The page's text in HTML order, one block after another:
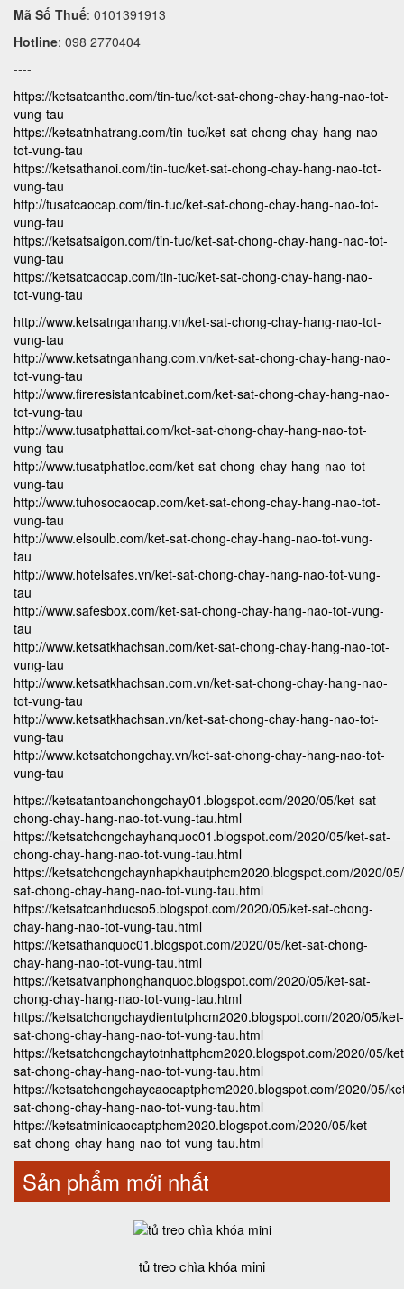
Mã Số Thuế: 0101391913
Hotline: 098 2770404
----
https://ketsatcantho.com/tin-tuc/ket-sat-chong-chay-hang-nao-tot-
vung-tau
https://ketsatnhatrang.com/tin-tuc/ket-sat-chong-chay-hang-nao-
tot-vung-tau
https://ketsathanoi.com/tin-tuc/ket-sat-chong-chay-hang-nao-tot-
vung-tau
http://tusatcaocap.com/tin-tuc/ket-sat-chong-chay-hang-nao-tot-
vung-tau
https://ketsatsaigon.com/tin-tuc/ket-sat-chong-chay-hang-nao-tot-
vung-tau
https://ketsatcaocap.com/tin-tuc/ket-sat-chong-chay-hang-nao-
tot-vung-tau
http://www.ketsatnganhang.vn/ket-sat-chong-chay-hang-nao-tot-
vung-tau
http://www.ketsatnganhang.com.vn/ket-sat-chong-chay-hang-nao-
tot-vung-tau
http://www.fireresistantcabinet.com/ket-sat-chong-chay-hang-nao-
tot-vung-tau
http://www.tusatphattai.com/ket-sat-chong-chay-hang-nao-tot-
vung-tau
http://www.tusatphatloc.com/ket-sat-chong-chay-hang-nao-tot-
vung-tau
http://www.tuhosocaocap.com/ket-sat-chong-chay-hang-nao-tot-
vung-tau
http://www.elsoulb.com/ket-sat-chong-chay-hang-nao-tot-vung-
tau
http://www.hotelsafes.vn/ket-sat-chong-chay-hang-nao-tot-vung-
tau
http://www.safesbox.com/ket-sat-chong-chay-hang-nao-tot-vung-
tau
http://www.ketsatkhachsan.com/ket-sat-chong-chay-hang-nao-tot-
vung-tau
http://www.ketsatkhachsan.com.vn/ket-sat-chong-chay-hang-nao-
tot-vung-tau
http://www.ketsatkhachsan.vn/ket-sat-chong-chay-hang-nao-tot-
vung-tau
http://www.ketsatchongchay.vn/ket-sat-chong-chay-hang-nao-tot-
vung-tau
https://ketsatantoanchongchay01.blogspot.com/2020/05/ket-sat-
chong-chay-hang-nao-tot-vung-tau.html
https://ketsatchongchayhanquoc01.blogspot.com/2020/05/ket-sat-
chong-chay-hang-nao-tot-vung-tau.html
https://ketsatchongchaynhapkhautphcm2020.blogspot.com/2020/
sat-chong-chay-hang-nao-tot-vung-tau.html
https://ketsatcanhducso5.blogspot.com/2020/05/ket-sat-chong-
chay-hang-nao-tot-vung-tau.html
https://ketsathanquoc01.blogspot.com/2020/05/ket-sat-chong-
chay-hang-nao-tot-vung-tau.html
https://ketsatvanphonghanquoc.blogspot.com/2020/05/ket-sat-
chong-chay-hang-nao-tot-vung-tau.html
https://ketsatchongchaydientutphcm2020.blogspot.com/2020/05/ket-
sat-chong-chay-hang-nao-tot-vung-tau.html
https://ketsatchongchaytotnhattphcm2020.blogspot.com/2020/05/
sat-chong-chay-hang-nao-tot-vung-tau.html
https://ketsatchongchaycaocaptphcm2020.blogspot.com/2020/05/
sat-chong-chay-hang-nao-tot-vung-tau.html
https://ketsatminicaocaptphcm2020.blogspot.com/2020/05/ket-
sat-chong-chay-hang-nao-tot-vung-tau.html
Sản phẩm mới nhất
tủ treo chìa khóa mini